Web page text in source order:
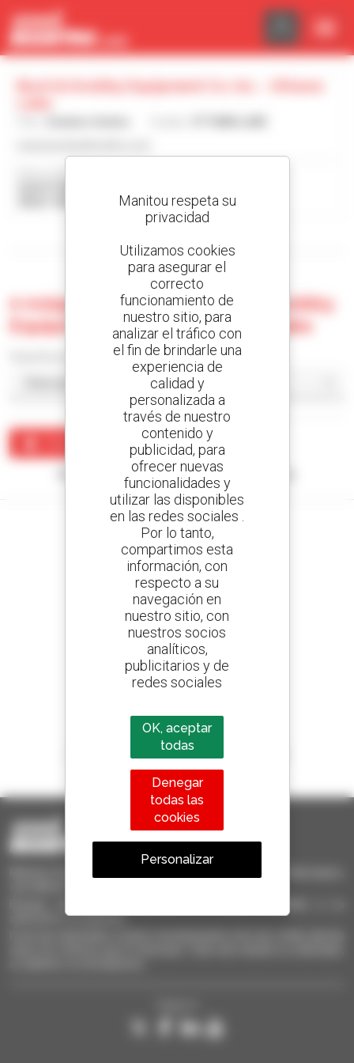
49267-9525 OTTAWA LAKE Estados Unidos
0 máquina usada en Buck & Knobby
Equipment Co. Inc. - Ottawa Lake
Ningún resultado corresponde con su búsqueda.
Cree sus alertas
y reciba anuncios de equipos de ocasión
800 concesionarios
Manitou por todo el mundo
1 de cada 4 manipuladores telescópicos
vendido en el mundo es Manitou
selección y compárelos.
Panel de gestión de cookies
Manitou respeta su
privacidad
Utilizamos cookies
para asegurar el
correcto
funcionamiento de
nuestro sitio, para
analizar el tráfico con
el fin de brindarle una
experiencia de
calidad y
personalizada a
través de nuestro
contenido y
publicidad, para
ofrecer nuevas
funcionalidades y
utilizar las disponibles
en las redes sociales .
Por lo tanto,
compartimos esta
información, con
respecto a su
navegación en
nuestro sitio, con
nuestros socios
analíticos,
publicitarios y de
redes sociales
OK, aceptar
todas
Denegar
todas las
cookies
Personalizar